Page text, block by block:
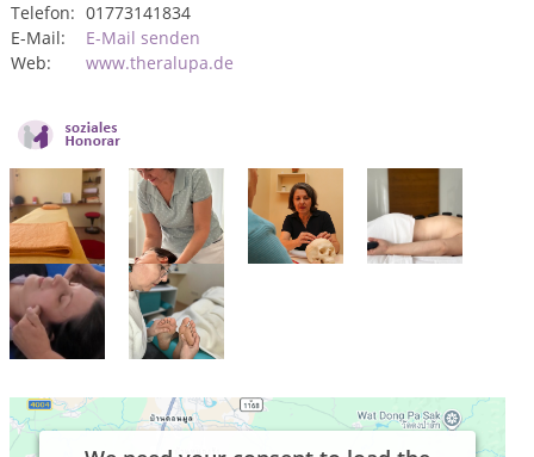
Telefon: 01773141834
E-Mail:
E-Mail senden
Web:
www.theralupa.de